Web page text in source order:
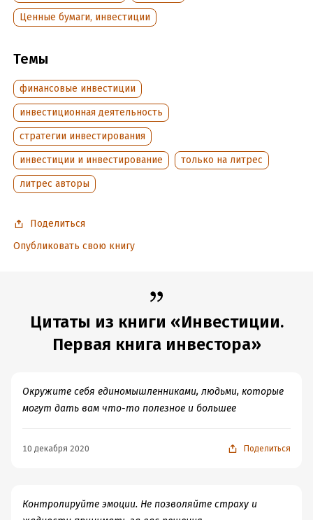
Дата написания:25 октября 2020
Объем:30327
Дата поступления:
ISBN (EAN):9785532034266
Время на чтение:1ч.
Ценные бумаги, инвестиции
Темы
финансовые инвестиции
инвестиционная деятельность
стратегии инвестирования
инвестиции и инвестирование
только на литрес
литрес авторы
Поделиться
Опубликовать свою книгу
Цитаты из книги «Инвестиции.
Первая книга инвестора»
Окружите себя единомышленниками, людьми, которые
могут дать вам что-то полезное и большее
10 декабря 2020 Поделиться
Контролируйте эмоции. Не позволяйте страху и